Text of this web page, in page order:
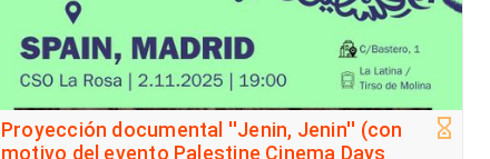
Proyección documental ''Jenin, Jenin'' (con
motivo del evento Palestine Cinema Days